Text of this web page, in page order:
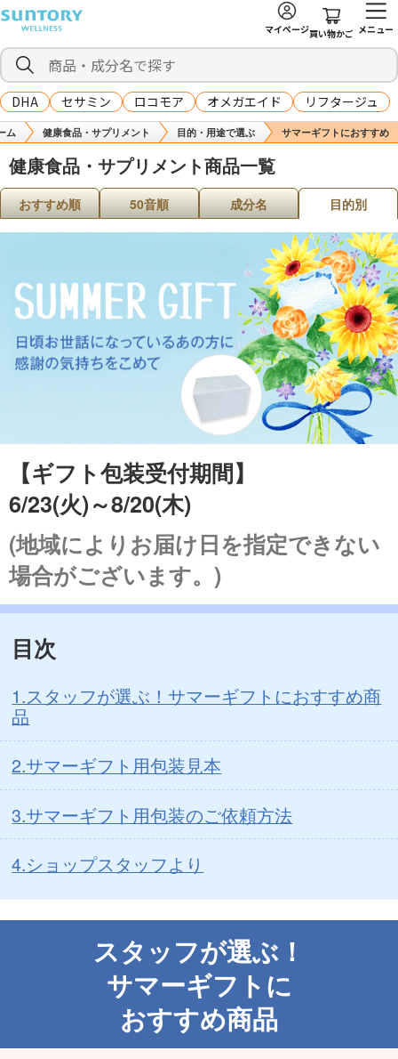
マイページ買い物かご メニュー
DHA セサミン ロコモア オメガエイド リフタージュ
ム 健康食品・サプリメント 目的・用途で選ぶ サマーギフトにおすすめ
健康食品・サプリメント商品一覧
おすすめ順 50音順 成分名 目的別
【ギフト包装受付期間】
6/23(火)～8/20(木)
(地域によりお届け日を指定できない
場合がございます。)
目次
1.スタッフが選ぶ！サマーギフトにおすすめ商
品
2.サマーギフト用包装見本
3.サマーギフト用包装のご依頼方法
4.ショップスタッフより
スタッフが選ぶ！
サマーギフトに
おすすめ商品